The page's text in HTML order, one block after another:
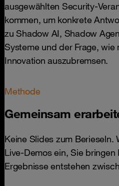
ausgewählten Security-
kommen, um konkrete
zu Shadow AI, Shadow
Systeme und der Frage,
Innovation auszubremsen.
Methode
Gemeinsam
Keine Slides zum Berieseln.
Live-Demos ein, Sie bringen
Ergebnisse entstehen